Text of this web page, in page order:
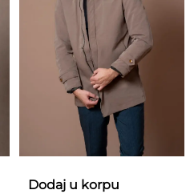
Dodaj u korpu